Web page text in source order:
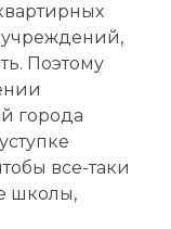
Поэтому
города
все-таки
школы,